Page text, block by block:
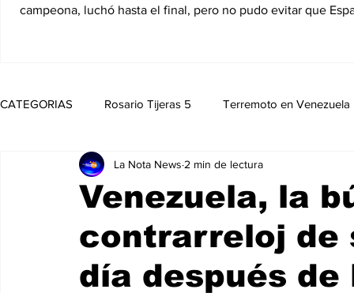
campeona, luchó hasta el final, pero no pudo evitar que
CATEGORIAS Rosario Tijeras 5 Terremoto en Venezuela
Trump Regresa a La Casa Blanca Opinión
Entretenimiento MedioAmbiente
Venezuela, la
contrarreloj de
día después
La Nota News 2 min de lectura